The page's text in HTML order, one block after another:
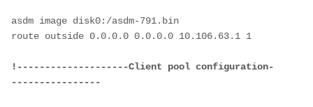
asdm image disk0:/asdm-791.bin
route outside 0.0.0.0 0.0.0.0 10.106.63.1 1
!--------------------Client pool configuration-
----------------